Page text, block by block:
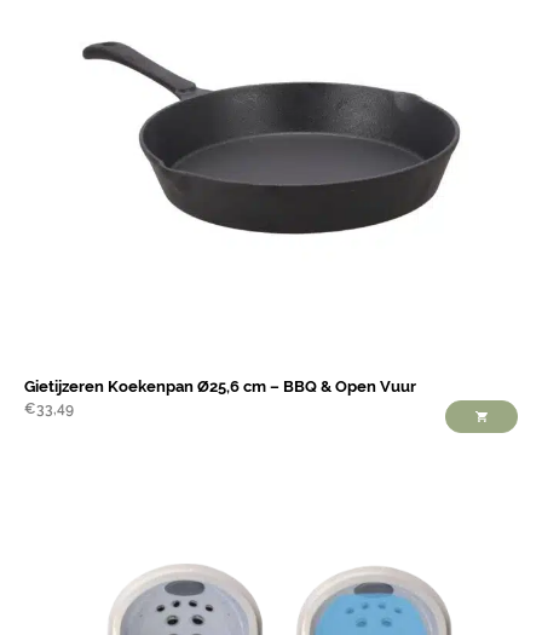
Gietijzeren Koekenpan Ø25,6 cm – BBQ & Open Vuur
€33,49